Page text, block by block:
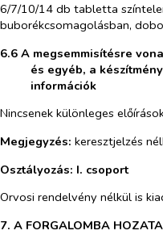
6/7/10/14 db tabletta
buborékcsomagolásban,
6.6 A megsemmisítésre
és egyéb, a
információk
Nincsenek különleges
Megjegyzés: keresztjelzés
Osztályozás: I. csoport
Orvosi rendelvény nélkül is
7. A FORGALOMBA